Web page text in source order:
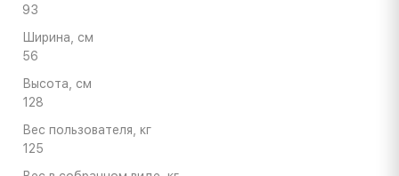
93
Ши­ри­на, см
56
Вы­со­та, см
128
Вес поль­зо­ва­те­ля, кг
125